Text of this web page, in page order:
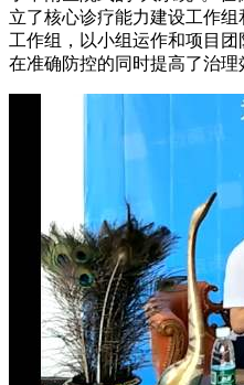
立了核心诊疗能力建设工作
工作组，以小组运作和项目团
在准确防控的同时提高了治理